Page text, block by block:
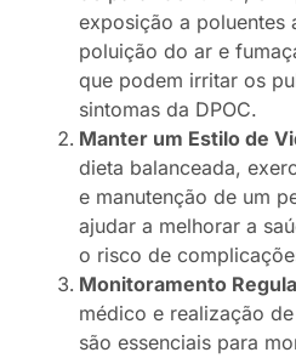
exposição a poluentes
poluição do ar e
que podem irritar os
sintomas da DPOC.
Manter um Estilo de
dieta balanceada,
e manutenção de um
ajudar a melhorar a
o risco de
Monitoramento
médico e realização
são essenciais para